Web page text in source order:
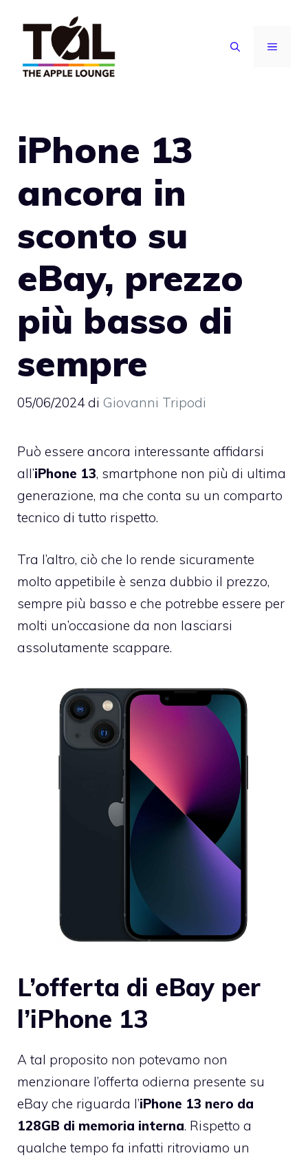
contenuto
MENU
iPhone 13
ancora in
sconto su
eBay, prezzo
più basso di
sempre
05/06/2024 di Giovanni Tripodi
Può essere ancora interessante affidarsi
all’iPhone 13, smartphone non più di ultima
generazione, ma che conta su un comparto
tecnico di tutto rispetto.
Tra l’altro, ciò che lo rende sicuramente
molto appetibile è senza dubbio il prezzo,
sempre più basso e che potrebbe essere per
molti un’occasione da non lasciarsi
assolutamente scappare.
L’offerta di eBay per
l’iPhone 13
A tal proposito non potevamo non
menzionare l’offerta odierna presente su
eBay che riguarda l’iPhone 13 nero da
128GB di memoria interna. Rispetto a
qualche tempo fa infatti ritroviamo un